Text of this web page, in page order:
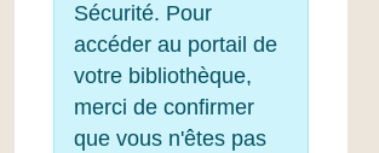
Sécurité. Pour
accéder au portail de
votre bibliothèque,
merci de confirmer
que vous n'êtes pas